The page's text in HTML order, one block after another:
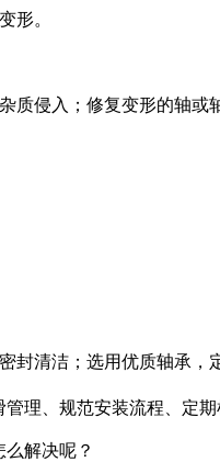
形。
质侵入；修复变形的轴或
清洁；选用优质轴承，
理、规范安装流程、定
解决呢？